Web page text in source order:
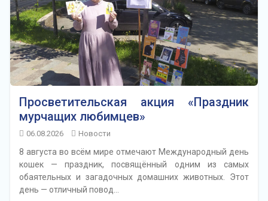
Просветительская акция «Праздник
мурчащих любимцев»
06.08.2026 Новости
8 августа во всём мире отмечают Международный день
кошек — праздник, посвящённый одним из самых
обаятельных и загадочных домашних животных. Этот
день — отличный повод…